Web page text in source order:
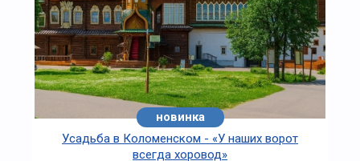
новинка
Усадьба в Коломенском - «У наших ворот
всегда хоровод»